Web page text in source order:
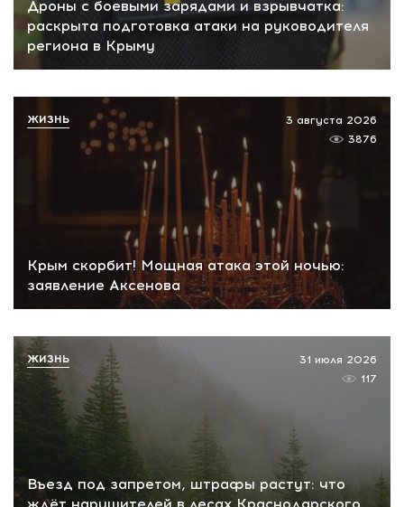
Дроны с боевыми зарядами и взрывчатка:
раскрыта подготовка атаки на руководителя
региона в Крыму
Крым скорбит! Мощная атака этой ночью:
заявление Аксенова
3 августа 2026
3876
ЖИЗНЬ
Въезд под запретом, штрафы растут: что
31 июля 2026
117
ЖИЗНЬ